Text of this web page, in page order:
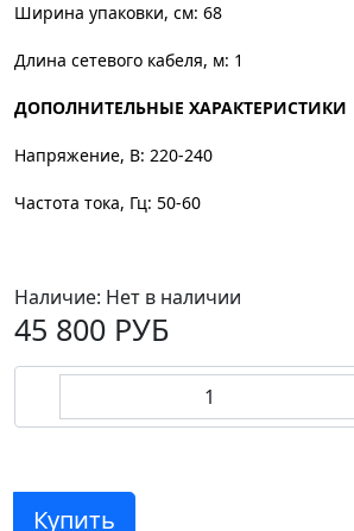
Ширина упаковки, см: 68
Длина сетевого кабеля, м: 1
ДОПОЛНИТЕЛЬНЫЕ ХАРАКТЕРИСТИКИ
Напряжение, В: 220-240
Частота тока, Гц: 50-60
Наличие: Нет в наличии
45 800 РУБ
Купить